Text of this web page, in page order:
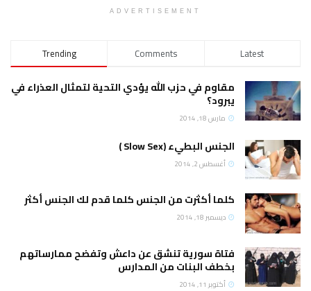
ADVERTISEMENT
Trending Comments Latest
مقاوم في حزب الله يؤدي التحية لتمثال العذراء في
يبرود؟
مارس 18, 2014
الجنس البطيء (Slow Sex )
أغسطس 2, 2014
كلما أكثرت من الجنس كلما قدم لك الجنس أكثر
ديسمبر 18, 2014
فتاة سورية تنشق عن داعش وتفضح ممارساتهم
بخطف البنات من المدارس
أكتوبر 11, 2014